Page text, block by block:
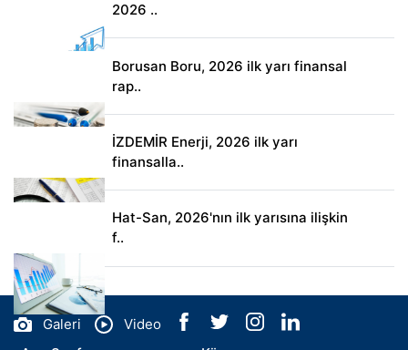
2026 ..
Borusan Boru, 2026 ilk yarı finansal
rap..
İZDEMİR Enerji, 2026 ilk yarı
finansalla..
Hat-San, 2026'nın ilk yarısına ilişkin
f..
Galeri
Video